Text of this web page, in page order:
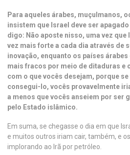
Para aqueles árabes, muçulmanos,
insistem que Israel deve ser
digo: Não aposte nisso, uma vez que
vez mais forte a cada dia através de
inovação, enquanto os países
mais fracos por meio de ditaduras e
com o que vocês desejam, porque
consegui-lo, vocês provavelmente
a menos que vocês anseiem por ser
pelo Estado islâmico.
Em suma, se chegasse o dia em que
e muitos outros iriam cair, também, e
implorando ao Irã por petróleo.